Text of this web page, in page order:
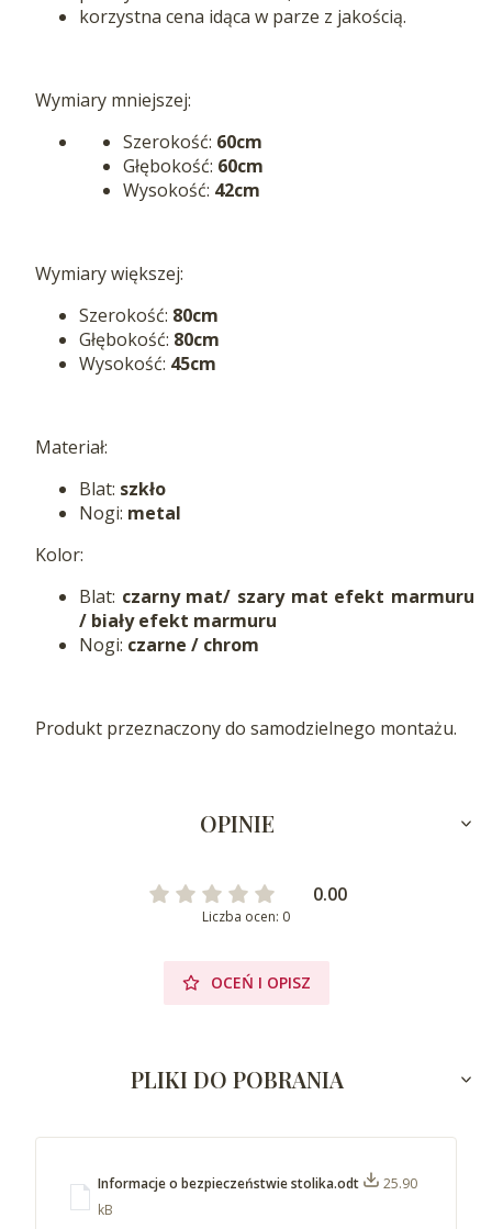
korzystna cena idąca w parze z jakością.
Wymiary mniejszej:
Szerokość: 60cm
Głębokość: 60cm
Wysokość: 42cm
Wymiary większej:
Szerokość: 80cm
Głębokość: 80cm
Wysokość: 45cm
Materiał:
Blat: szkło
Nogi: metal
Kolor:
Blat: czarny mat/ szary mat efekt marmuru
/ biały efekt marmuru
Nogi: czarne / chrom
Produkt przeznaczony do samodzielnego montażu.
OPINIE
0.00
Liczba ocen: 0
OCEŃ I OPISZ
PLIKI DO POBRANIA
Informacje o bezpieczeństwie stolika.odt
25.90
kB